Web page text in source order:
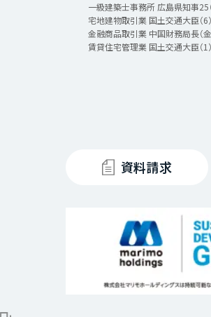
一級建築士事務所 広島県知事25
宅地建物取引業 国土交通大臣（6
金融商品取引業 中国財務局長（
賃貸住宅管理業 国土交通大臣（1
資料請求